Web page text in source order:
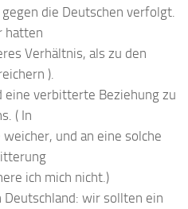
die Deutschen verfolgt.
hatten
Verhältnis, als zu den
).
eine verbitterte Beziehung zu
( In
und an eine solche
ich mich nicht.)
Deutschland: wir sollten ein